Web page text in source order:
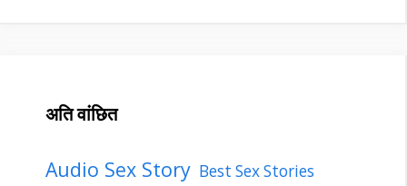
अति वांछित
Audio Sex Story Best Sex Stories